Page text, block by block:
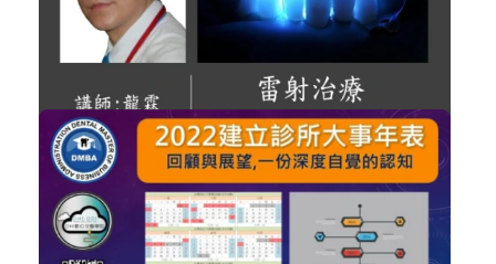
購買後有效期限：課程下架時
2943
NT$1,000
講師-龍霖-雷射治療牙周病的證據(無...
雷射
購買後有效期限：課程下架時
2937